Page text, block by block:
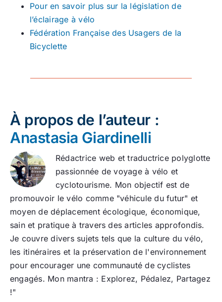
Pour en savoir plus sur la législation de
l’éclairage à vélo
Fédération Française des Usagers de la
Bicyclette
À propos de l’auteur :
Anastasia Giardinelli
Rédactrice web et traductrice polyglotte
passionnée de voyage à vélo et
cyclotourisme. Mon objectif est de
promouvoir le vélo comme "véhicule du futur" et
moyen de déplacement écologique, économique,
sain et pratique à travers des articles approfondis.
Je couvre divers sujets tels que la culture du vélo,
les itinéraires et la préservation de l'environnement
pour encourager une communauté de cyclistes
engagés. Mon mantra : Explorez, Pédalez, Partagez
!"